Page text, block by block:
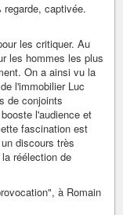
captivée.
les critiquer. Au
les hommes les plus
On a ainsi vu la
l'immobilier Luc
de conjoints
l'audience et
fascination est
discours très
réélection de
à Romain